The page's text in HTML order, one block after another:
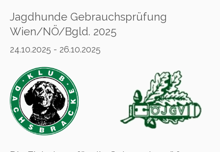
Jagdhunde Gebrauchsprüfung
Wien/NÖ/Bgld. 2025
24.10.2025 - 26.10.2025